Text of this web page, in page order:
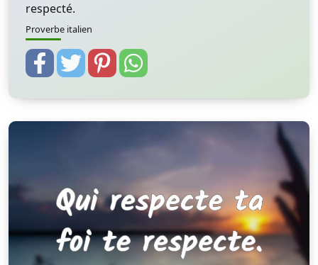
respecté.
Proverbe italien